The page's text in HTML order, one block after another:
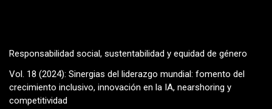
Responsabilidad social, sustentabilidad y equidad de género
Vol. 18 (2024): Sinergias del liderazgo mundial: fomento del
crecimiento inclusivo, innovación en la IA, nearshoring y
competitividad